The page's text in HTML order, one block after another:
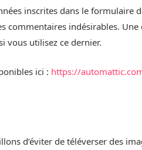
inscrites dans le formulaire
indésirables.
vous utilisez ce dernier.
ici : https://
d’éviter de téléverser des